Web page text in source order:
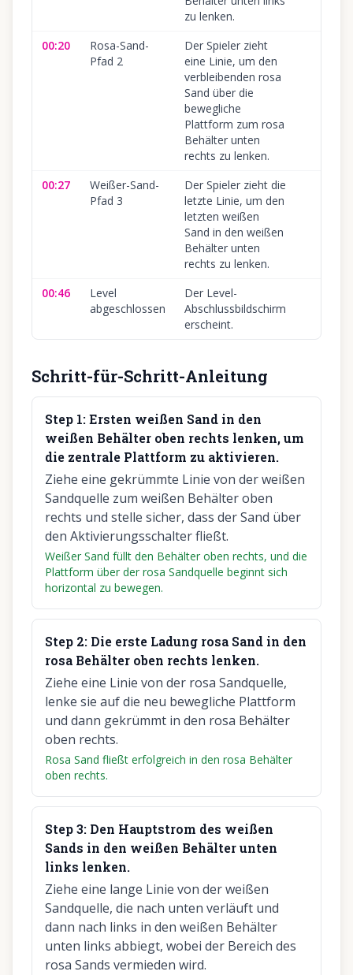
zu lenken.
00:20
Rosa-Sand-
Pfad 2
Der Spieler zieht
eine Linie, um den
verbleibenden rosa
Sand über die
bewegliche
Plattform zum rosa
Behälter unten
rechts zu lenken.
00:27
Weißer-Sand-
Pfad 3
Der Spieler zieht die
letzte Linie, um den
letzten weißen
Sand in den weißen
Behälter unten
rechts zu lenken.
00:46
Level
abgeschlossen
Der Level-
Abschlussbildschirm
erscheint.
Schritt-für-Schritt-Anleitung
Step 1:Ersten weißen Sand in den
weißen Behälter oben rechts lenken, um
die zentrale Plattform zu aktivieren.
Ziehe eine gekrümmte Linie von der weißen
Sandquelle zum weißen Behälter oben
rechts und stelle sicher, dass der Sand über
den Aktivierungsschalter fließt.
Weißer Sand füllt den Behälter oben rechts, und die
Plattform über der rosa Sandquelle beginnt sich
horizontal zu bewegen.
Step 2: Die erste Ladung rosa Sand in den
rosa Behälter oben rechts lenken.
Ziehe eine Linie von der rosa Sandquelle,
lenke sie auf die neu bewegliche Plattform
und dann gekrümmt in den rosa Behälter
oben rechts.
Rosa Sand fließt erfolgreich in den rosa Behälter
oben rechts.
Step3: Den Hauptstrom des weißen
Sands in den weißen Behälter unten
links lenken.
Ziehe eine lange Linie von der weißen
Sandquelle, die nach unten verläuft und
dann nach links in den weißen Behälter
unten links abbiegt, wobei der Bereich des
rosa Sands vermieden wird.